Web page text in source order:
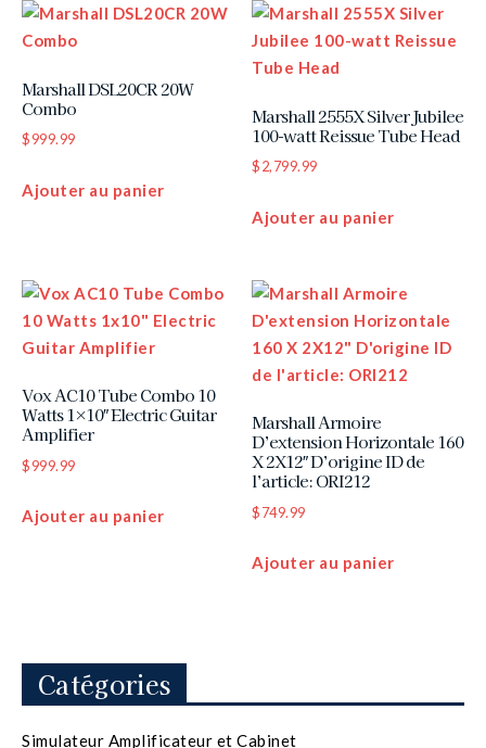
Marshall DSL20CR 20W
Combo
$999.99
Ajouter au panier
Marshall 2555X Silver Jubilee
100-watt Reissue Tube Head
$2,799.99
Ajouter au panier
Vox AC10 Tube Combo 10
Watts 1×10″ Electric Guitar
Amplifier
$999.99
Ajouter au panier
Marshall Armoire
D’extension Horizontale 160
X 2X12″ D’origine ID de
l’article: ORI212
$749.99
Ajouter au panier
Catégories
Simulateur Amplificateur et Cabinet